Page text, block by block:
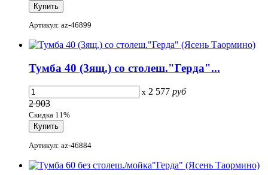
Артикул: az-46899
Тумба 40 (3ящ.) со столеш."Герда"...
x 2 577 руб
2 903
Скидка 11%
Артикул: az-46884